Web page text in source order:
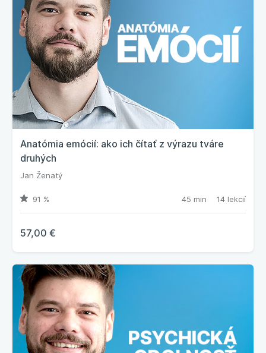
Anatómia emócií: ako ich čítať z výrazu tváre
druhých
Jan Ženatý
91 % 45 min 14 lekcií
57,00 €